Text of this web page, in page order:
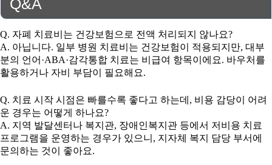
Q&A
Q. 자폐 치료비는 건강보험으로 전액 처리되지 않나요?
A. 아닙니다. 일부 병원 치료비는 건강보험이 적용되지만, 대부
분의 언어·ABA·감각통합 치료는 비급여 항목이에요. 바우처를
활용하거나 자비 부담이 필요해요.
Q. 치료 시작 시점은 빠를수록 좋다고 하는데, 비용 감당이 어려
운 경우는 어떻게 하나요?
A. 지역 발달센터나 복지관, 장애인복지관 등에서 저비용 치료
프로그램을 운영하는 경우가 있으니, 지자체 복지 담당 부서에
문의하는 것이 좋아요.